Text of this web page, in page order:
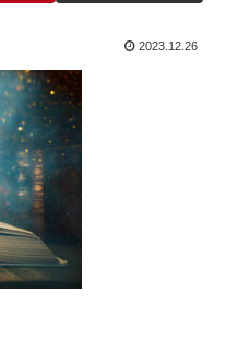
2023.12.26